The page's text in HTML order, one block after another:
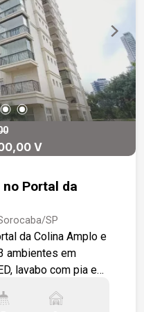
e
acesso ao hall
a logística
V
Portal da
SP
da Colina Amplo e
ambientes em
lavabo com pia em
e pia com armário.